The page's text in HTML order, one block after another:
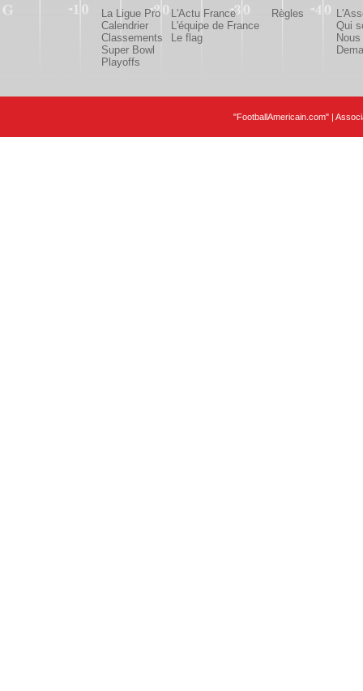
La Ligue Pro
Calendrier
Classements
Super Bowl
Playoffs
L'Actu France
L'équipe de France
Le flag
Règles
Qui
"FootballAmericain.com" |